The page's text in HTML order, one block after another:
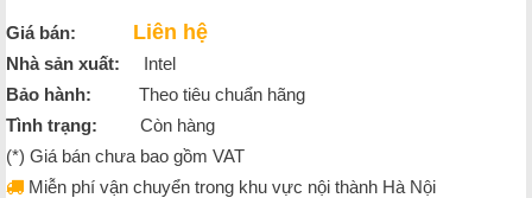
Giá bán: Liên hệ
Nhà sản xuất: Intel
Bảo hành: Theo tiêu chuẩn hãng
Tình trạng: Còn hàng
(*) Giá bán chưa bao gồm VAT
Miễn phí vận chuyển trong khu vực nội thành Hà Nội